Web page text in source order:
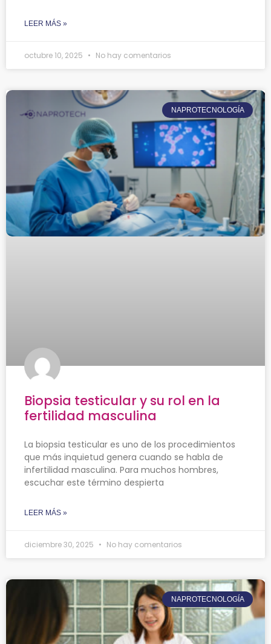
LEER MÁS »
octubre 10, 2025 No hay comentarios
NAPROTECNOLOGÍA
Biopsia testicular y su rol en la
fertilidad masculina
La biopsia testicular es uno de los procedimientos
que más inquietud genera cuando se habla de
infertilidad masculina. Para muchos hombres,
escuchar este término despierta
LEER MÁS »
diciembre 30, 2025 No hay comentarios
NAPROTECNOLOGÍA